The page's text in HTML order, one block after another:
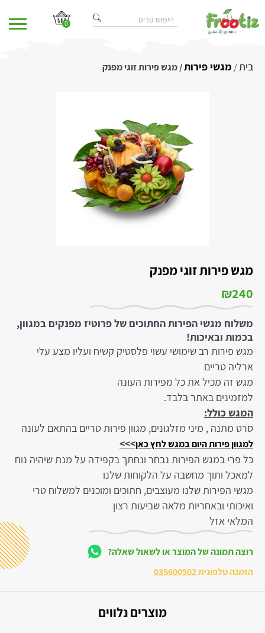
0
בית/ מגשי פירות/ מגש פירות זוגי מפנק
מגש פירות זוגי מפנק
₪240
משלוח מגשי הפירות החתוכים של פרוטיז מפנקים במגוון,
בכמות ובאיכות!
מגש פירות רב שימושי עשוי פלסטיק קשיח ועליו מצע עלי
ארליה טריים
מגש זה מכיל את כל מפירות העונה
למזמינים באתר בלבד.
המגש כולל:
סרט מתנה , מיני מזלגונים, מגוון פירות טריים בהתאם לעונה
למגוון פירות היום במגש לחץ כאן>>>
כל פרי במגש הפירות נבחר ונחתך בקפידה על מנת שיהיה נוח
למאכל ותוך מחשבה על הלקוחות שלנו
מגשי הפירות שלנו מעוצבים, חתוכים ומוכנים למשלוח טרי
ואיכותי ובאחריות מלאה שביעות רצון
המלאי אזל
רוצה תמונה של המוצר או לשאול שאלה?
הזמנה טלפונית035600502
מוצרים נלווים